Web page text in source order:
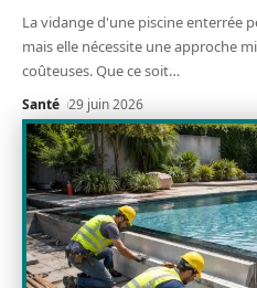
La vidange d'une piscine enterrée
mais elle nécessite une approche
coûteuses. Que ce soit…
Santé 29 juin 2026